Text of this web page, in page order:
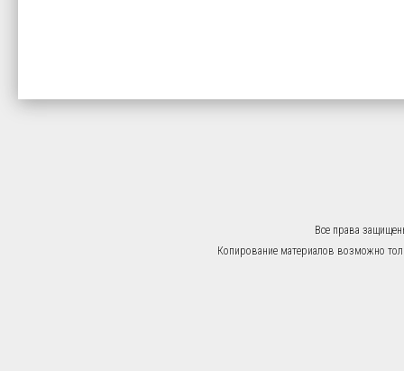
Все права
Копирование материалов возможно